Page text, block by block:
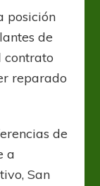
posición
de
contrato
reparado
de
a
San